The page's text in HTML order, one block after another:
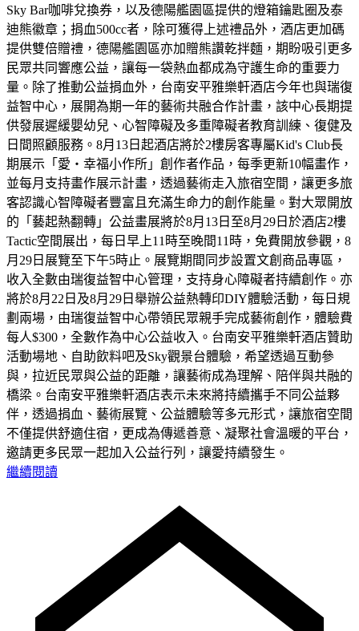
Sky Bar咖啡兌換券，以及德陽艦園區提供的燈箱鑰匙圈及泰
迪熊徽章；捐血500cc者，除可獲得上述禮品外，酒店更加碼
提供雙倍贈禮，德陽艦園區亦加贈熊讚乾拌麵，期盼吸引更多
民眾共同響應公益，讓每一袋熱血都成為守護生命的重要力
量。除了推動公益捐血外，台南安平雅樂軒酒店今年也與瑞復
益智中心，展開為期一年的藝術共融合作計畫，該中心長期提
供發展遲緩嬰幼兒、心智障礙及多重障礙者教育訓練、復健及
日間照顧服務。8月13日起酒店將於2樓房客專屬Kid's Club長
期展示「愛・幸福小作所」創作者作品，每季更新10幅畫作，
並每月支持畫作展示計畫，透過藝術走入旅宿空間，讓更多旅
客認識心智障礙者豐富且充滿生命力的創作能量。對大眾開放
的「藝起熱翻轉」公益畫展將於8月13日至8月29日於酒店2樓
Tactic空間展出，每日早上11時至晚間11時，免費開放參觀，8
月29日展覽至下午5時止。展覽期間同步設置文創商品專區，
收入全數由瑞復益智中心管理，支持身心障礙者持續創作。亦
將於8月22日及8月29日舉辦公益熱轉印DIY體驗活動，每日規
劃兩場，由瑞復益智中心帶領民眾親手完成藝術創作，體驗費
每人$300，全數作為中心公益收入。台南安平雅樂軒酒店贊助
活動場地、自助飲料吧及Sky觀景台體驗，希望透過互動參
與，拉近民眾與公益的距離，讓藝術成為理解、陪伴與共融的
橋梁。台南安平雅樂軒酒店表示未來將持續攜手不同公益夥
伴，透過捐血、藝術展覽、公益體驗等多元形式，讓旅宿空間
不僅提供舒適住宿，更成為傳遞善意、凝聚社會溫暖的平台，
邀請更多民眾一起加入公益行列，讓愛持續發生。
繼續閱讀